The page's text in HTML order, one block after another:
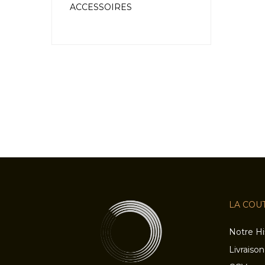
ACCESSOIRES
LA
Notre
Livraison